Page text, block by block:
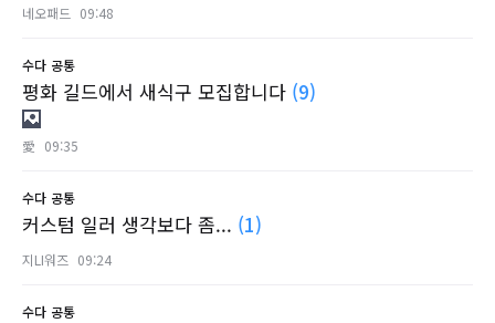
네오패드 09:48
수다 공통
평화 길드에서 새식구 모집합니다 (9)
愛 09:35
수다 공통
커스텀 일러 생각보다 좀... (1)
지LI워즈 09:24
수다 공통